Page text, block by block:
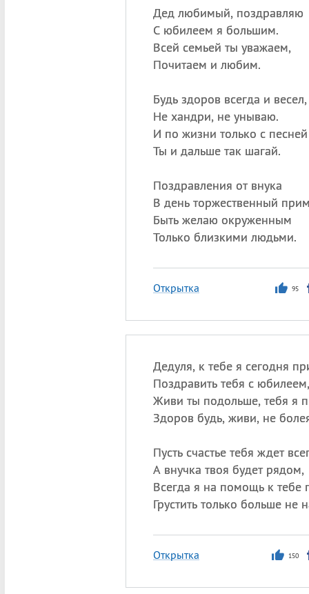
Дед любимый, поздравляю
С юбилеем я большим.
Всей семьей ты уважаем,
Почитаем и любим.
Будь здоров всегда и весел,
Не хандри, не унываю.
И по жизни только с песней
Ты и дальше так шагай.
Поздравления от внука
В день торжественный
Быть желаю окруженным
Только близкими людьми.
Открытка 95
Дедуля, к тебе я сегодня
Поздравить тебя с юбилеем,
Живи ты подольше, тебя я
Здоров будь, живи, не
Пусть счастье тебя ждет
А внучка твоя будет рядом,
Всегда я на помощь к тебе
Грустить только больше не
Открытка 150